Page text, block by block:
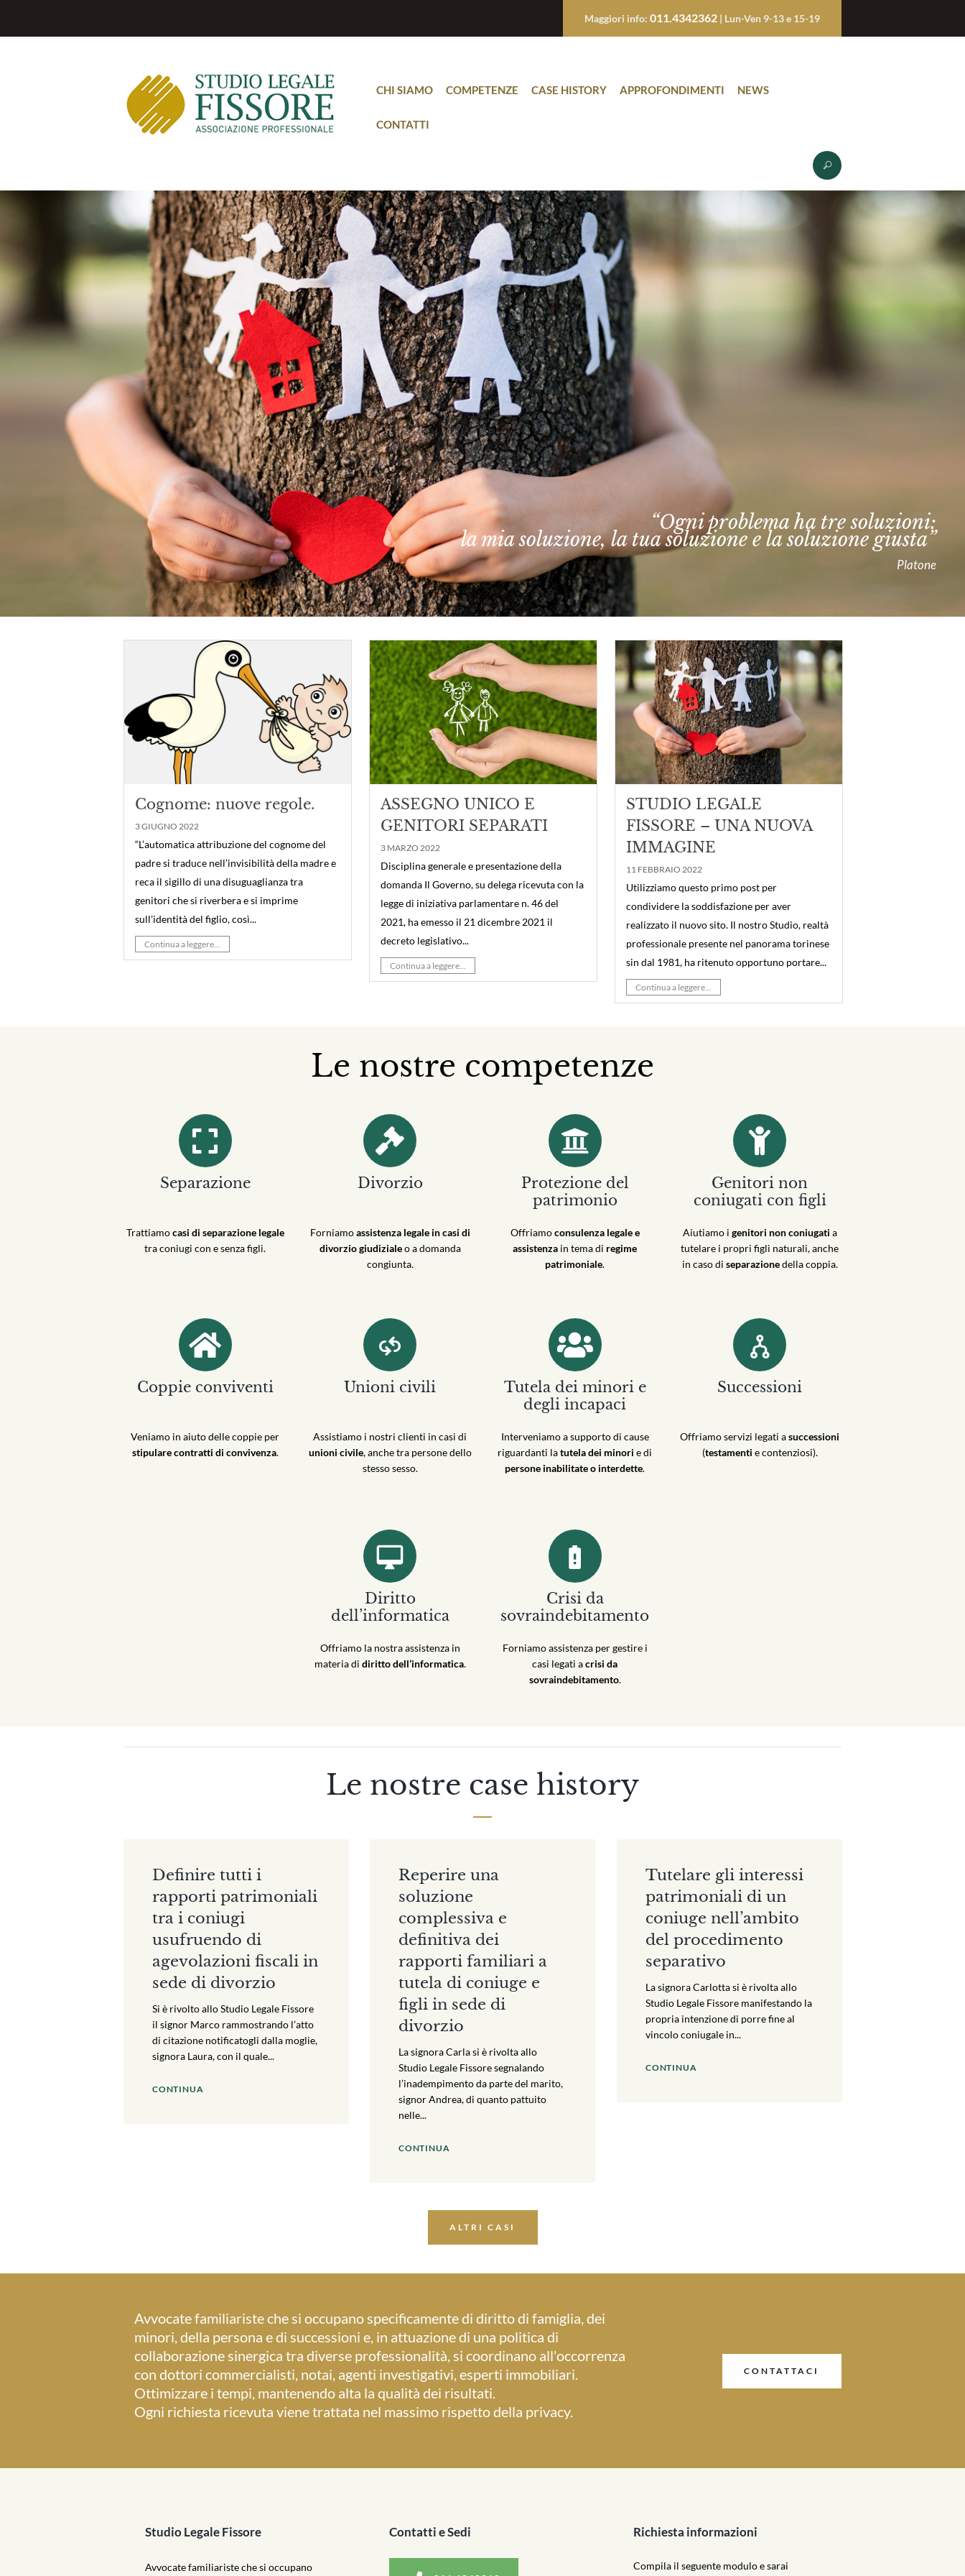
Maggiori info: 011.4342362 | Lun-Ven 9-13 e 15-19
CHI SIAMO COMPETENZE CASE HISTORY APPROFONDIMENTI NEWS
CONTATTI
“Ogni problema ha tre soluzioni:
la mia soluzione, la tua soluzione e la soluzione giusta”
Platone
Cognome: nuove regole.
3 GIUGNO 2022
“L’automatica attribuzione del cognome del
padre si traduce nell’invisibilità della madre e
reca il sigillo di una disuguaglianza tra
genitori che si riverbera e si imprime
sull’identità del figlio, così...
Continua a leggere...
ASSEGNO UNICO E
GENITORI SEPARATI
3 MARZO 2022
Disciplina generale e presentazione della
domanda Il Governo, su delega ricevuta con la
legge di iniziativa parlamentare n. 46 del
2021, ha emesso il 21 dicembre 2021 il
decreto legislativo...
Continua a leggere...
STUDIO LEGALE
FISSORE – UNA NUOVA
IMMAGINE
11 FEBBRAIO 2022
Utilizziamo questo primo post per
condividere la soddisfazione per aver
realizzato il nuovo sito. Il nostro Studio, realtà
professionale presente nel panorama torinese
sin dal 1981, ha ritenuto opportuno portare...
Continua a leggere...
Le nostre competenze
Separazione
Trattiamocasi di separazione legale
tra coniugi con e senza figli.
Divorzio
Forniamoassistenza legale in casi di
divorzio giudizialeo a domanda
congiunta.
Protezione del
patrimonio
Offriamoconsulenza legale e
assistenza in tema di regime
patrimoniale.
Genitori non
coniugati con figli
Aiutiamo i genitori non coniugati a
tutelare i propri figli naturali, anche
in caso di separazionedella coppia.
Coppie conviventi
Veniamo in aiuto delle coppie per
stipulare contratti di convivenza.
Unioni civili
Assistiamo i nostri clienti in casi di
unioni civile, anche tra persone dello
stesso sesso.
Tutela dei minori e
degli incapaci
Interveniamo a supporto di cause
riguardanti latutela dei minori e di
persone inabilitate o interdette.
Successioni
Offriamo servizi legati asuccessioni
(testamenti e contenziosi).
Diritto
dell’informatica
Offriamo la nostra assistenza in
materia di diritto dell’informatica.
Crisi da
sovraindebitamento
Forniamo assistenza per gestire i
casi legati acrisi da
sovraindebitamento.
Le nostre case history
Definire tutti i
rapporti patrimoniali
tra i coniugi
usufruendo di
agevolazioni fiscali in
sede di divorzio
Si è rivolto allo Studio Legale Fissore
il signor Marco rammostrando l’atto
di citazione notificatogli dalla moglie,
signora Laura, con il quale...
CONTINUA
Reperire una
soluzione
complessiva e
definitiva dei
rapporti familiari a
tutela di coniuge e
figli in sede di
divorzio
La signora Carla si è rivolta allo
Studio Legale Fissore segnalando
l’inadempimento da parte del marito,
signor Andrea, di quanto pattuito
nelle...
CONTINUA
Tutelare gli interessi
patrimoniali di un
coniuge nell’ambito
del procedimento
separativo
La signora Carlotta si è rivolta allo
Studio Legale Fissore manifestando la
propria intenzione di porre fine al
vincolo coniugale in...
CONTINUA
ALTRI CASI
Avvocate familiariste che si occupano specificamente di diritto di famiglia, dei
minori, della persona e di successioni e, in attuazione di una politica di
collaborazione sinergica tra diverse professionalità, si coordinano all'occorrenza
con dottori commercialisti, notai, agenti investigativi, esperti immobiliari.
Ottimizzare i tempi, mantenendo alta la qualità dei risultati.
Ogni richiesta ricevuta viene trattata nel massimo rispetto della privacy.
CONTATTACI
Studio Legale Fissore
Avvocate familiariste che si occupano
Contatti e Sedi Richiesta informazioni
Compila il seguente modulo e sarai